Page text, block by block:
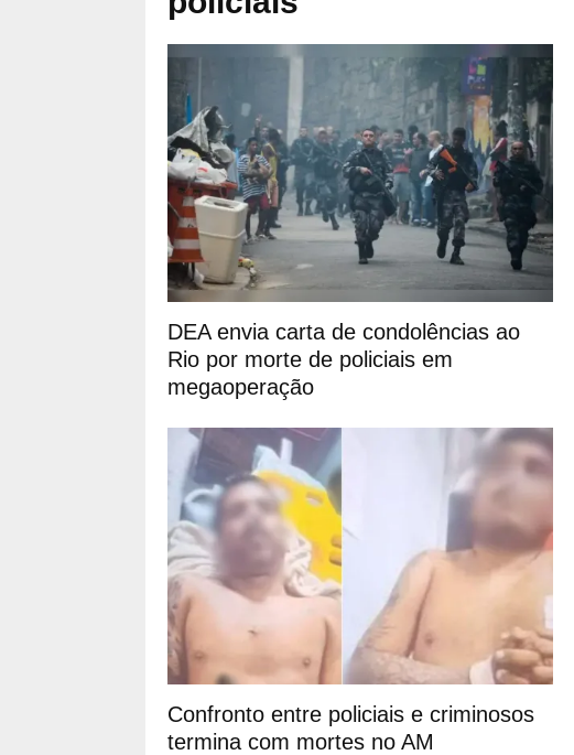
DEA envia carta de condolências ao
Rio por morte de policiais em
megaoperação
Confronto entre policiais e criminosos
termina com mortes no AM